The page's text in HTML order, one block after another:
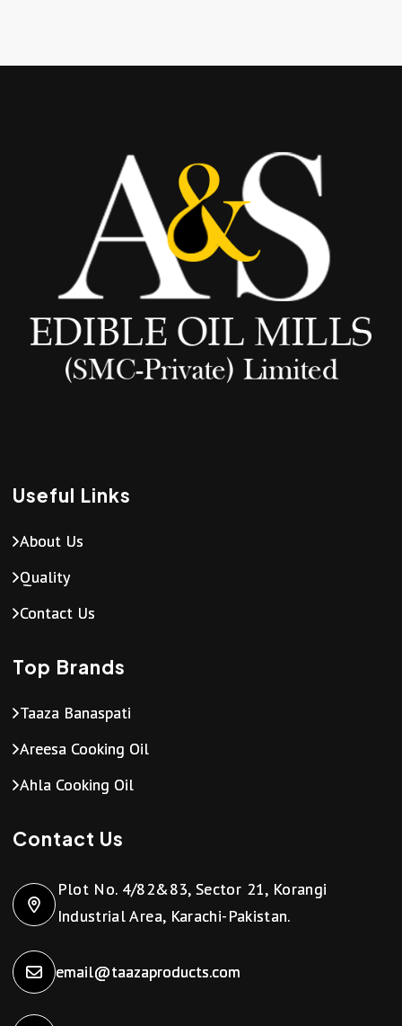
Useful Links
About Us
Quality
Contact Us
Top Brands
Taaza Banaspati
Areesa Cooking Oil
Ahla Cooking Oil
Contact Us
Plot No. 4/82&83, Sector 21, Korangi
Industrial Area, Karachi-Pakistan.
email@taazaproducts.com